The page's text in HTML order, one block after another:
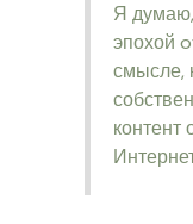
Я
эпохой
смысле,
контент